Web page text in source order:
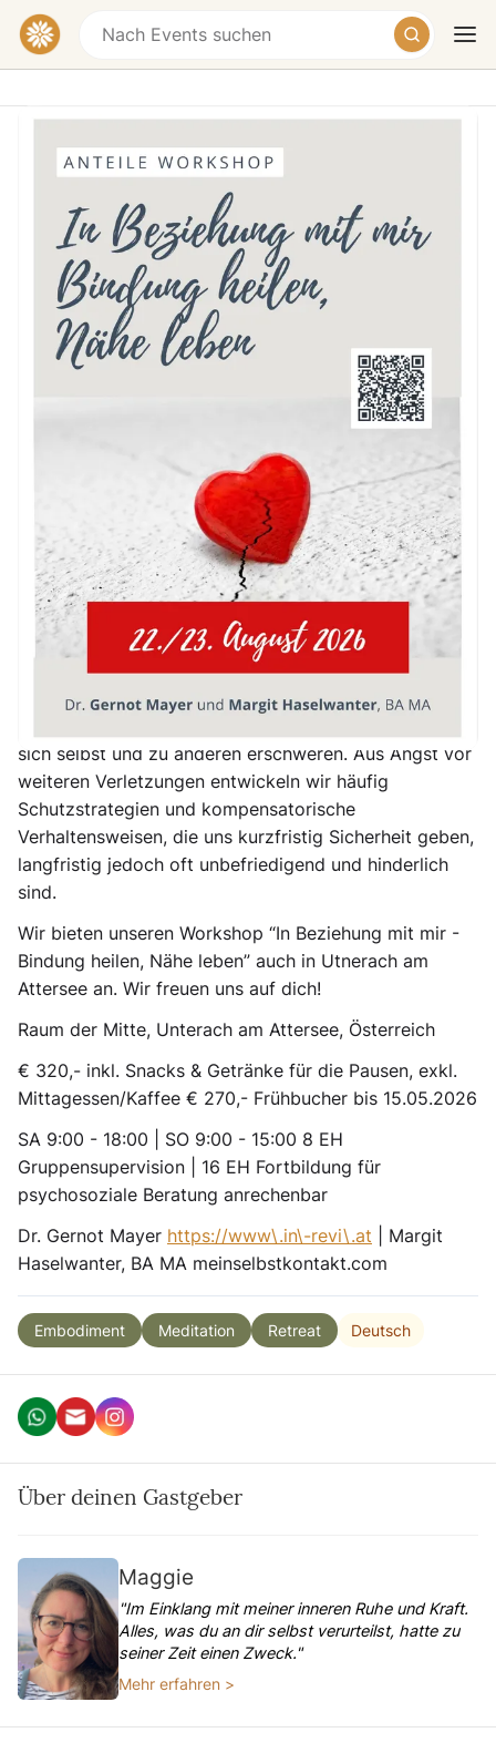
HeuteMorgenWochenende
In Beziehung mit mir - Bindung
heilen, Nähe leben
Mitterfeldweg 27, 4866 Unterach am Attersee,
Austria
In Beziehung mit mir Bindung heilen, Nähe leben
In diesem Workshop wollen wir diese Muster
gemeinsam erkunden – theoretisch und praktisch –
und sie mithilfe der somatischen Teilearbeit Schritt für
Schritt verstehen und wandeln. Ziel ist es, unsere
Fähigkeit zur (Ko-)Regulation zu stärken, unsere
Bindungsfähigkeit zu vertiefen und ein erfülltes Leben
in Verbindung mit uns selbst und anderen zu führen.
Bindung und Beziehung bilden das Fundament unseres
Lebens. Sie schenken uns Schutz, Geborgenheit und
Liebe. Doch nicht alle von uns hatten einen idealen
Start ins Leben. Viele Menschen haben frühe
Störungen erlebt, die ihr späteres
sich selbst und zu anderen erschweren. Aus Angst vor
weiteren Verletzungen entwickeln wir häufig
Schutzstrategien und kompensatorische
Verhaltensweisen, die uns kurzfristig Sicherheit geben,
langfristig jedoch oft unbefriedigend und hinderlich
sind.
Wir bieten unseren Workshop “In Beziehung mit mir -
Bindung heilen, Nähe leben” auch in Utnerach am
Attersee an. Wir freuen uns auf dich!
Raum der Mitte, Unterach am Attersee, Österreich
€ 320,- inkl. Snacks & Getränke für die Pausen, exkl.
Mittagessen/Kaffee € 270,- Frühbucher bis 15.05.2026
SA 9:00 - 18:00 | SO 9:00 - 15:00 8 EH
Gruppensupervision | 16 EH Fortbildung für
psychosoziale Beratung anrechenbar
Dr. Gernot Mayer https://www\.in\-revi\.at | Margit
Haselwanter, BA MA meinselbstkontakt.com
Embodiment Meditation Retreat Deutsch
Über deinen Gastgeber
Maggie
"Im Einklang mit meiner inneren Ruhe und Kraft.
Alles, was du an dir selbst verurteilst, hatte zu
seiner Zeit einen Zweck."
Mehr erfahren >